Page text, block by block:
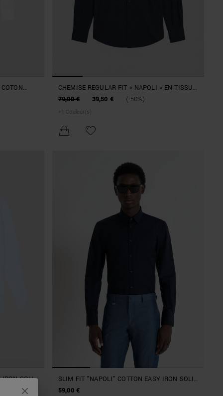
CHEMISE REGULAR FIT « NAPOLI » EN TISSU
TECHNIQUE
79,00 € 39,50 € (-50%)
+ Couleur(s)
SOLID
SLIM FIT "NAPOLI" COTTON EASY IRON SOLID
SHIRT
59,00 €